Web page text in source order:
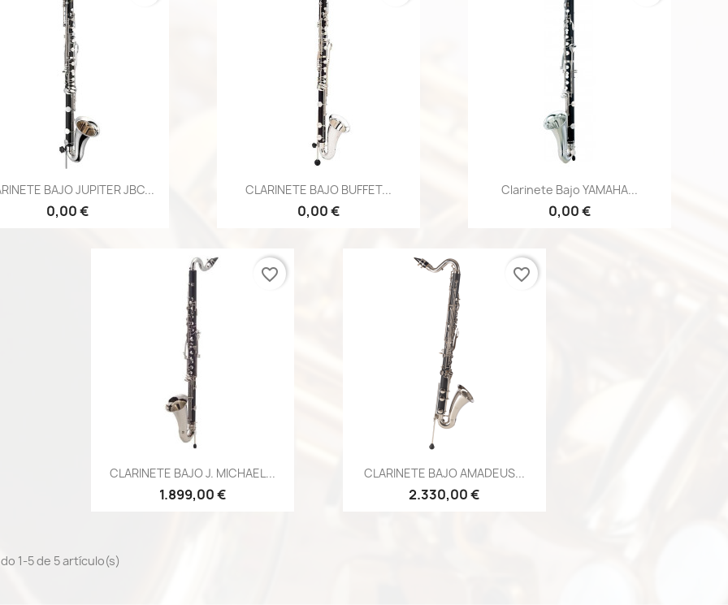
Vista rápida
BAJO JUPITER JBC...
0,00 €
Vista rápida
CLARINETE BAJO BUFFET...
0,00 €
Vista rápida
Clarinete Bajo YAMAHA...
0,00 €
Vista rápida
CLARINETE BAJO J. MICHAEL...
1.899,00 €
favorite_border
Vista rápida
CLARINETE BAJO AMADEUS...
2.330,00 €
favorite_border
1-5 de 5 artículo(s)